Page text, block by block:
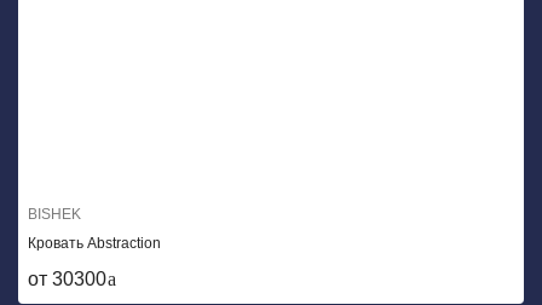
BISHEK
Кровать Abstraction
от 30300